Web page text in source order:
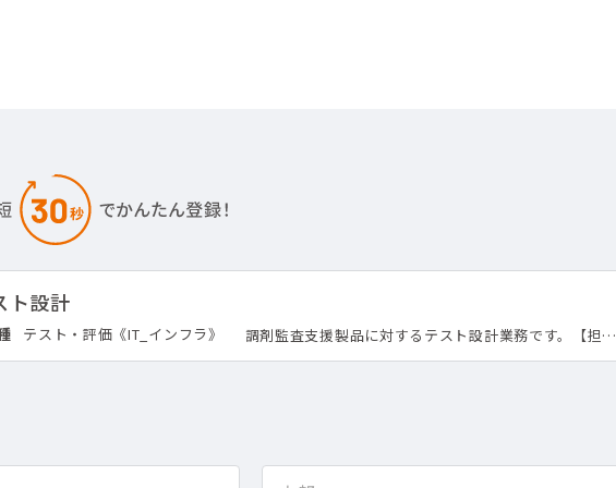
ト設計
テスト・評価《IT_インフラ》 調剤監査支援製品に対するテスト設計業務です。【担…